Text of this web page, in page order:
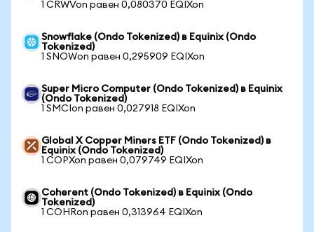
1 CRWVon равен 0,080370 EQIXon
Snowflake (Ondo Tokenized) в Equinix (Ondo
Tokenized)
1 SNOWon равен 0,295909 EQIXon
Super Micro Computer (Ondo Tokenized) в Equinix
(Ondo Tokenized)
1 SMCIon равен 0,027918 EQIXon
Global X Copper Miners ETF (Ondo Tokenized) в
Equinix (Ondo Tokenized)
1 COPXon равен 0,079749 EQIXon
Coherent (Ondo Tokenized) в Equinix (Ondo
Tokenized)
1 COHRon равен 0,313964 EQIXon